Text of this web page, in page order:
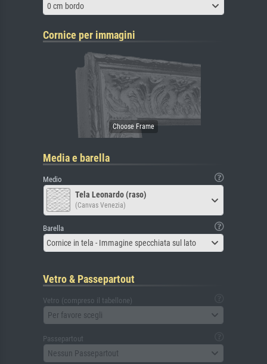
0 cm bordo
Cornice per immagini
Media e barella
Medio
Tela Leonardo (raso)
(Canvas Venezia)
Barella
Cornice in tela - Immagine specchiata sul lato
Vetro & Passepartout
Vetro (compreso il tabellone)
Per favore scegli
Passepartout
Nessun Passepartout